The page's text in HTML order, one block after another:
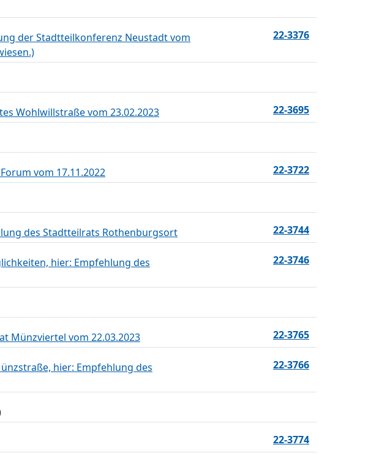
der Stadtteilkonferenz Neustadt vom
22-3376
Wohlwillstraße vom 23.02.2023 22-3695
vom 17.11.2022 22-3722
des Stadtteilrats Rothenburgsort 22-3744
hier: Empfehlung des
22-3746
Münzviertel vom 22.03.2023 22-3765
hier: Empfehlung des
22-3766
22-3774